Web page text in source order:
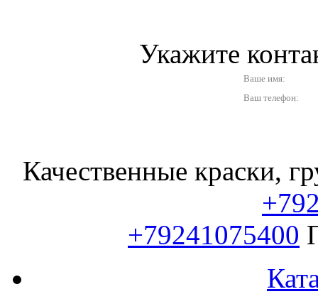
Укажите
Ваше имя:
Ваш телефон:
Качественные краски,
+79241075400